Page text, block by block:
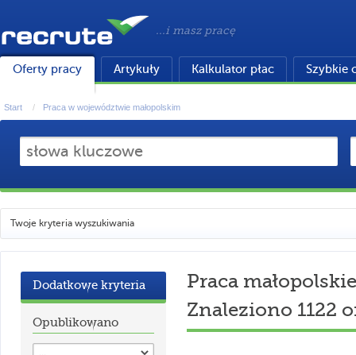
...i masz pracę
Oferty pracy Artykuły Kalkulator płac Szybkie
Start Praca w województwie małopolskim
Twoje kryteria wyszukiwania
Dodatkowe kryteria
Opublikowano
Praca małopolskie
Znaleziono 1122